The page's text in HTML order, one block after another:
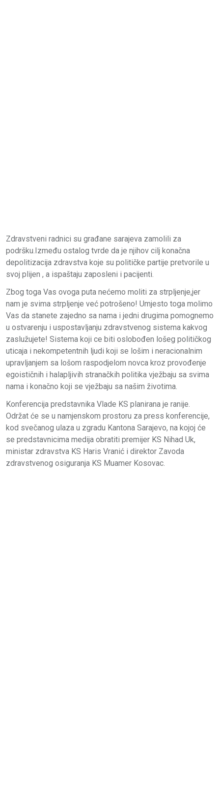
Zdravstveni radnici su građane sarajeva zamolili za
podršku.Između ostalog tvrde da je njihov cilj konačna
depolitizacija zdravstva koje su političke partije pretvorile u
svoj plijen , a ispaštaju zaposleni i pacijenti.
Zbog toga Vas ovoga puta nećemo moliti za strpljenje,jer
nam je svima strpljenje već potrošeno! Umjesto toga molimo
Vas da stanete zajedno sa nama i jedni drugima pomognemo
u ostvarenju i uspostavljanju zdravstvenog sistema kakvog
zaslužujete! Sistema koji ce biti oslobođen lošeg političkog
uticaja i nekompetentnih ljudi koji se lošim i neracionalnim
upravljanjem sa lošom raspodjelom novca kroz provođenje
egoističnih i halapljivih stranačkih politika vježbaju sa svima
nama i konačno koji se vježbaju sa našim životima.
Konferencija predstavnika Vlade KS planirana je ranije.
Održat će se u namjenskom prostoru za press konferencije,
kod svečanog ulaza u zgradu Kantona Sarajevo, na kojoj će
se predstavnicima medija obratiti premijer KS Nihad Uk,
ministar zdravstva KS Haris Vranić i direktor Zavoda
zdravstvenog osiguranja KS Muamer Kosovac.